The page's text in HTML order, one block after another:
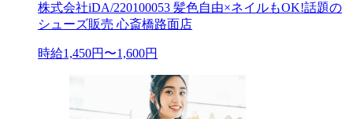
株式会社iDA/220100053 髪色自由×ネイルもOK!話題の
シューズ販売 心斎橋路面店
時給1,450円〜1,600円